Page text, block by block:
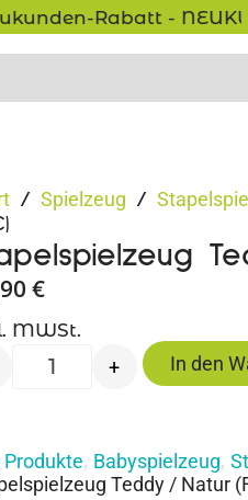
- NEUKUNDE15
/ Spielzeug /
€
MWSt.
+ In den
Produkte, Babyspielzeug,
Teddy / Natur